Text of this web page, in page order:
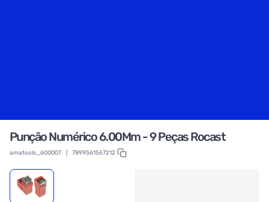
Punção Numérico 6.00Mm - 9 Peças Rocast
amatools_600007 7899561567212